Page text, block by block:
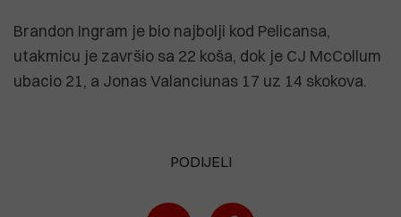
Brandon Ingram je bio najbolji kod Pelicansa,
utakmicu je završio sa 22 koša, dok je CJ McCollum
ubacio 21, a Jonas Valanciunas 17 uz 14 skokova.
PODIJELI